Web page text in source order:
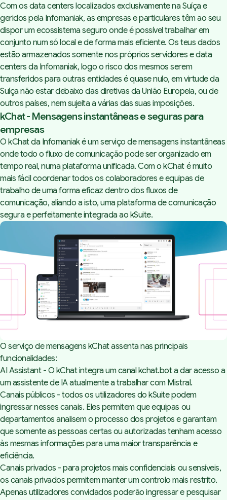
Com os data centers localizados exclusivamente na Suíça e
geridos pela Infomaniak, as empresas e particulares têm ao seu
dispor um ecossistema seguro onde é possível trabalhar em
conjunto num só local e de forma mais eficiente. Os teus dados
estão armazenados somente nos próprios servidores e data
centers da Infomaniak, logo o risco dos mesmos serem
transferidos para outras entidades é quase nulo, em virtude da
Suíça não estar debaixo das diretivas da União Europeia, ou de
outros países, nem sujeita a várias das suas imposições.
kChat - Mensagens instantâneas e seguras para
empresas
O kChat da Infomaniak é um serviço de mensagens instantâneas
onde todo o fluxo de comunicação pode ser organizado em
tempo real, numa plataforma unificada. Com o kChat é muito
mais fácil coordenar todos os colaboradores e equipas de
trabalho de uma forma eficaz dentro dos fluxos de
comunicação, aliando a isto, uma plataforma de comunicação
segura e perfeitamente integrada ao kSuite.
O serviço de mensagens kChat assenta nas principais
funcionalidades:
AI Assistant - O kChat integra um canal kchat.bot a dar acesso a
um assistente de IA atualmente a trabalhar com Mistral.
Canais públicos - todos os utilizadores do kSuite podem
ingressar nesses canais. Eles permitem que equipas ou
departamentos analisem o processo dos projetos e garantam
que somente as pessoas certas ou autorizadas tenham acesso
às mesmas informações para uma maior transparência e
eficiência.
Canais privados - para projetos mais confidenciais ou sensíveis,
os canais privados permitem manter um controlo mais restrito.
Apenas utilizadores convidados poderão ingressar e pesquisar